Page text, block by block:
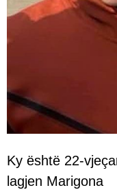
Ky është 22-
lagjen Marigona